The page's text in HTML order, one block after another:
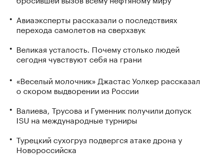
Авиаэксперты рассказали о последствиях
перехода самолетов на сверхзвук
Великая усталость. Почему столько людей
сегодня чувствуют себя на грани
«Веселый молочник» Джастас Уолкер рассказал
о скором выдворении из России
Валиева, Трусова и Гуменник получили допуск
ISU на международные турниры
Турецкий сухогруз подвергся атаке дрона у
Новороссийска